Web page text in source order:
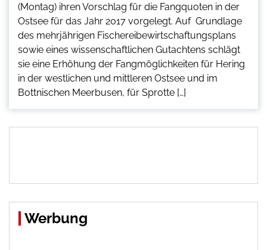
(Montag) ihren Vorschlag für die Fangquoten in der
Ostsee für das Jahr 2017 vorgelegt. Auf Grundlage
des mehrjährigen Fischereibewirtschaftungsplans
sowie eines wissenschaftlichen Gutachtens schlägt
sie eine Erhöhung der Fangmöglichkeiten für Hering
in der westlichen und mittleren Ostsee und im
Bottnischen Meerbusen, für Sprotte […]
Werbung